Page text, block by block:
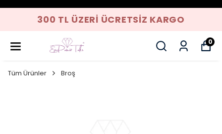
300 TL ÜZERI ÜCRETSIZ KARGO
0
Tüm Ürünler Broş